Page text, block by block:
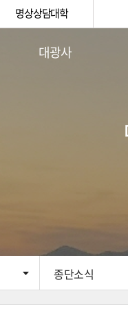
명상상담대학
대광사
종단소식